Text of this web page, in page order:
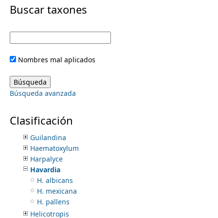
i
m
r
y
t
n
u
Buscar taxones
Nombres mal aplicados
Búsqueda avanzada
Clasificación
Enterolobium
Errazurizia
Eysenhardtia
Genistidium
Gleditsia
Glycyrrhiza
Gretheria
Guilandina
Haematoxylum
Harpalyce
Havardia
H. albicans
H. mexicana
H. pallens
Helicotropis